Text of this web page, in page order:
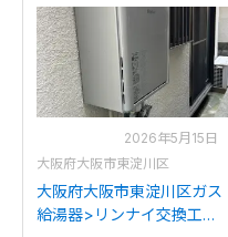
2026年5月15日
大阪府大阪市東淀川区
大阪府大阪市東淀川区ガス
給湯器>リンナイ交換工事